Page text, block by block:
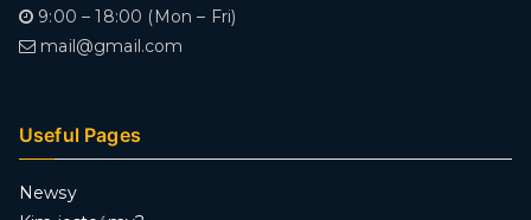
9:00 – 18:00 (Mon – Fri)
mail@gmail.com
Useful Pages
Newsy